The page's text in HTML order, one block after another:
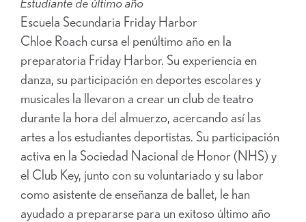
Escuela Secundaria Friday Harbor
Chloe Roach cursa el penúltimo año en la
preparatoria Friday Harbor. Su experiencia en
danza, su participación en deportes escolares y
musicales la llevaron a crear un club de teatro
durante la hora del almuerzo, acercando así las
artes a los estudiantes deportistas. Su participación
activa en la Sociedad Nacional de Honor (NHS) y
el Club Key, junto con su voluntariado y su labor
como asistente de enseñanza de ballet, le han
ayudado a prepararse para un exitoso último año